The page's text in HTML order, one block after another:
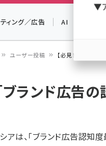
ィング／広告 AI
ユーザー投稿 【必見！】「ブラ
「ブランド広
アは、「ブランド広告認知
▼